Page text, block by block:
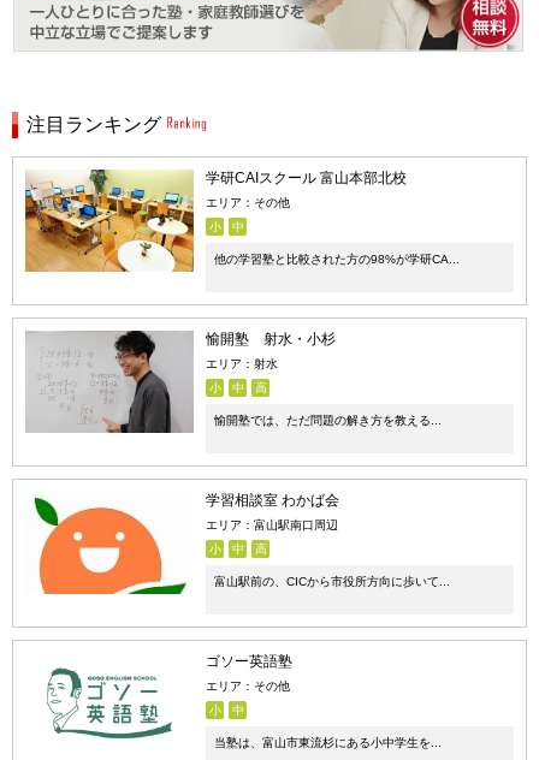
注目ランキング
学研CAIスクール 富山本部北校
エリア：その他
小
中
他の学習塾と比較された方の98%が学研CA...
愉開塾 射水・小杉
エリア：射水
小
中 高
愉開塾では、ただ問題の解き方を教える...
学習相談室 わかば会
エリア：富山駅南口周辺
小
中 高
富山駅前の、CICから市役所方向に歩いて...
ゴソー英語塾
エリア：その他
小
中
当塾は、富山市東流杉にある小中学生を...